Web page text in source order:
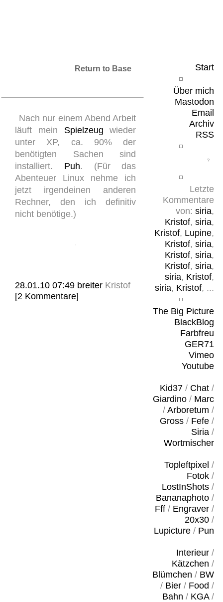
Start
Über mich
Mastodon
Email
Archiv
RSS
Letzte
Kommentare
von: siria,
Kristof, siria,
Kristof, Lupine,
Kristof, siria,
Kristof, siria,
Kristof, siria,
siria, Kristof,
siria, Kristof, ...
The Big Picture
BlackBlog
Farbfreu
GER71
Vimeo
Youtube
Kid37/ Chat/
Giardino/ Marc
/ Arboretum /
Gross/ Fefe/
Siria/
Wortmischer
Topleftpixel /
Fotok/
LostInShots/
Bananaphoto/
Fff/ Engraver/
20x30/
Lupicture/ Pun
Interieur/
Kätzchen /
Blümchen / BW
/ Bier/ Food /
Bahn / KGA/
Return to Base
Nach nur einem Abend Arbeit
läuft mein Spielzeug wieder
unter XP, ca. 90% der
benötigten Sachen sind
installiert. Puh. (Für das
Abenteuer Linux nehme ich
jetzt irgendeinen anderen
Rechner, den ich definitiv
nicht benötige.)
28.01.10 07:49 breiter Kristof
[2 Kommentare]